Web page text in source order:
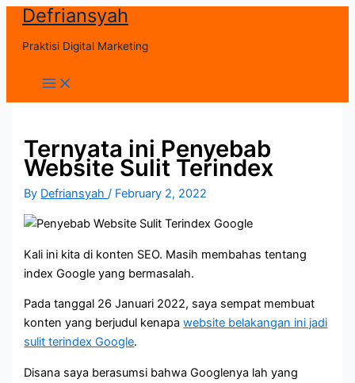
Skip
content
Defriansyah
Praktisi Digital Marketing
Main
Menu
Ternyata ini Penyebab
Website Sulit Terindex
By Defriansyah/ February 2, 2022
Kali ini kita di konten SEO. Masih membahas tentang
index Google yang bermasalah.
Pada tanggal 26 Januari 2022, saya sempat membuat
konten yang berjudul kenapawebsite belakangan ini jadi
sulit terindex Google.
Disana saya berasumsi bahwa Googlenya lah yang